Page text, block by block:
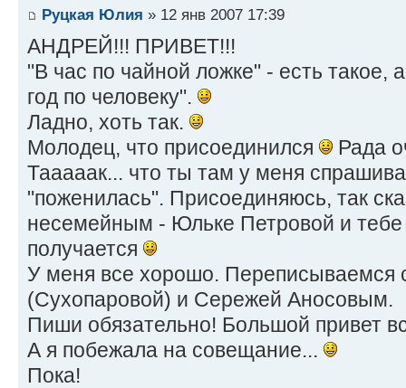
Руцкая Юлия » 12 янв 2007 17:39
АНДРЕЙ!!! ПРИВЕТ!!!
"В час по чайной ложке" - есть
год по человеку".
Ладно, хоть так.
Молодец, что присоединился
Рада
Тааааак... что ты там у меня
"поженилась". Присоединяюсь, так
несемейным - Юльке Петровой и
получается
У меня все хорошо. Переписываемся
(Сухопаровой) и Сережей Аносовым.
Пиши обязательно! Большой привет
А я побежала на совещание...
Пока!